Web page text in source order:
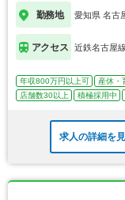
勤務地 愛知県 名古
アクセス 近鉄名古屋
年収800万円以上可 産休・
店舗数30以上
積極採用中
求人の詳細を